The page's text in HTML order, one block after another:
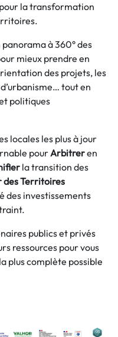
la transformation
à 360° des
mieux prendre en
des projets, les
tout en
politiques
locales les plus à jour
pourArbitreren
la transition des
des Territoires
des investissements
publics et privés
ressources pour vous
plus complète possible